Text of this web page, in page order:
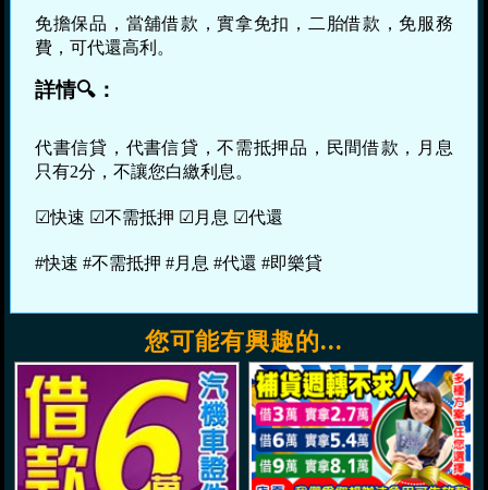
免擔保品，當舖借款，實拿免扣，二胎借款，免服務
費，可代還高利。
詳情🔍：
代書信貸，代書信貸，不需抵押品，民間借款，月息
只有2分，不讓您白繳利息。
☑快速 ☑不需抵押 ☑月息 ☑代還
#快速 #不需抵押 #月息 #代還 #即樂貸
您可能有興趣的...